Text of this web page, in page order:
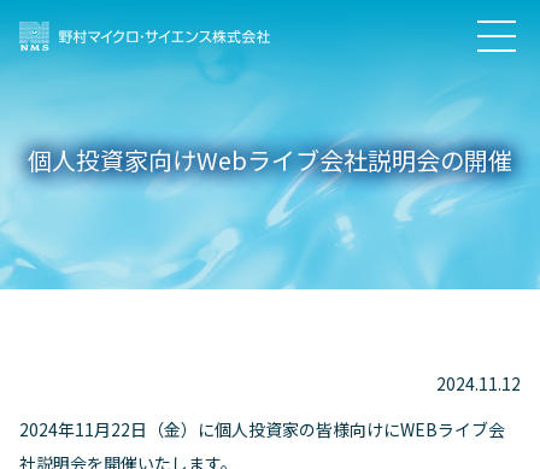
個人投資家向けWebライブ会社説明会の開催
2024.11.12
2024年11月22日（金）に個人投資家の皆様向けにWEBライブ会
社説明会を開催いたします。